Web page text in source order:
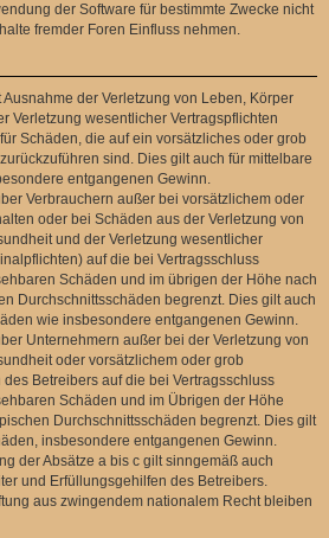
der Software für bestimmte Zwecke nicht
fremder Foren Einfluss nehmen.
Ausnahme der Verletzung von Leben, Körper
Verletzung wesentlicher Vertragspflichten
Schäden, die auf ein vorsätzliches oder grob
sind. Dies gilt auch für mittelbare
entgangenen Gewinn.
Verbrauchern außer bei vorsätzlichem oder
oder bei Schäden aus der Verletzung von
und der Verletzung wesentlicher
auf die bei Vertragsschluss
Schäden und im übrigen der Höhe nach
Durchschnittsschäden begrenzt. Dies gilt auch
wie insbesondere entgangenen Gewinn.
Unternehmern außer bei der Verletzung von
oder vorsätzlichem oder grob
Betreibers auf die bei Vertragsschluss
Schäden und im Übrigen der Höhe
Durchschnittsschäden begrenzt. Dies gilt
insbesondere entgangenen Gewinn.
der Absätze a bis c gilt sinngemäß auch
und Erfüllungsgehilfen des Betreibers.
aus zwingendem nationalem Recht bleiben